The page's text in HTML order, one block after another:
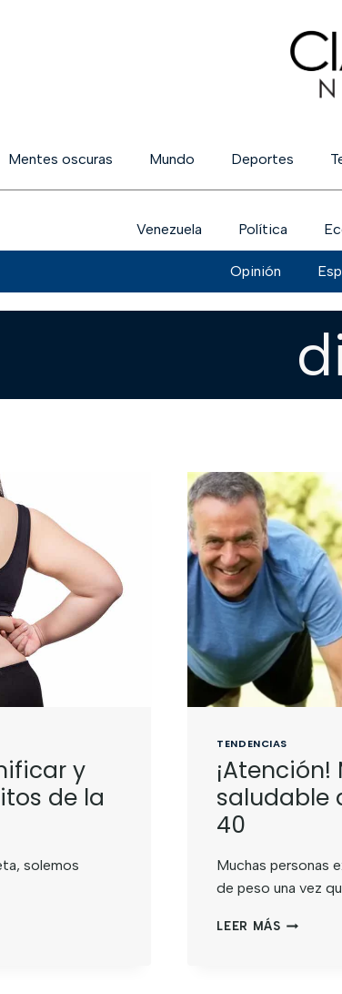
Mentes oscuras Mundo Deportes
Venezuela Política
Opinión
y
de la
solemos
TENDENCIAS
saludable
40
Muchas personas
de peso una vez
LEER MÁS